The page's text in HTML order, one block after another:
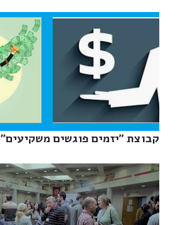
קבוצת "יזמים פוגשים משקיעים"‎